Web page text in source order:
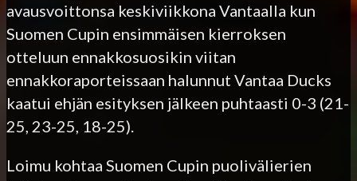
avausvoittonsa keskiviikkona Vantaalla kun
Suomen Cupin ensimmäisen kierroksen
otteluun ennakkosuosikin viitan
ennakkoraporteissaan halunnut Vantaa Ducks
kaatui ehjän esityksen jälkeen puhtaasti 0-3 (21-
25, 23-25, 18-25).
Loimu kohtaa Suomen Cupin puolivälierien